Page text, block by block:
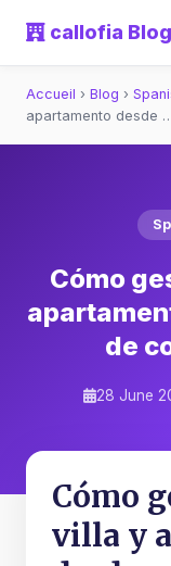
callofia Blog
Accueil › Blog ›
apartamento desde
Cómo
de
28 June
Cómo
villa y